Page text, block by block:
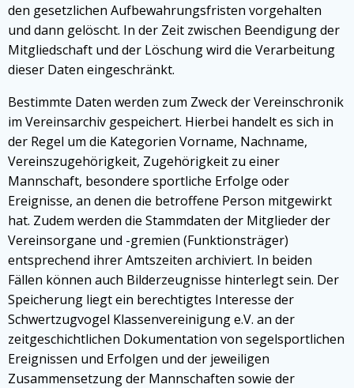
den gesetzlichen Aufbewahrungsfristen vorgehalten
und dann gelöscht. In der Zeit zwischen Beendigung der
Mitgliedschaft und der Löschung wird die Verarbeitung
dieser Daten eingeschränkt.
Bestimmte Daten werden zum Zweck der Vereinschronik
im Vereinsarchiv gespeichert. Hierbei handelt es sich in
der Regel um die Kategorien Vorname, Nachname,
Vereinszugehörigkeit, Zugehörigkeit zu einer
Mannschaft, besondere sportliche Erfolge oder
Ereignisse, an denen die betroffene Person mitgewirkt
hat. Zudem werden die Stammdaten der Mitglieder der
Vereinsorgane und -gremien (Funktionsträger)
entsprechend ihrer Amtszeiten archiviert. In beiden
Fällen können auch Bilderzeugnisse hinterlegt sein. Der
Speicherung liegt ein berechtigtes Interesse der
Schwertzugvogel Klassenvereinigung e.V. an der
zeitgeschichtlichen Dokumentation von segelsportlichen
Ereignissen und Erfolgen und der jeweiligen
Zusammensetzung der Mannschaften sowie der